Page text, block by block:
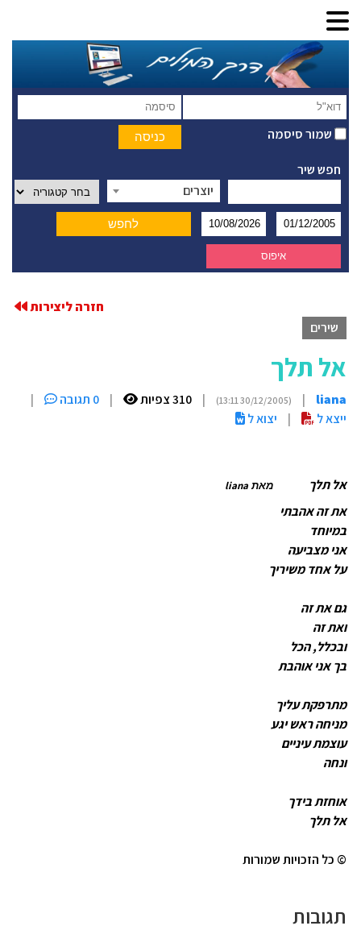
שמור סיסמה
חפש שיר
יוצרים
חזרה ליצירות
שירים
אל תלך
liana
|
(30/12/2005 13:11)
| 310 צפיות | 0 תגובה
|
ייצא ל
| יצוא ל
אל תלך מאת liana
את זה אהבתי
במיוחד
אני מצביעה
על אחד משיריך
גם את זה
ואת זה
ובכלל, הכל
בך אני אוהבת
מתרפקת עליך
מניחה ראש יגע
עוצמת עיניים
ונחה
אוחזת בידך
אל תלך
© כל הזכויות שמורות
תגובות